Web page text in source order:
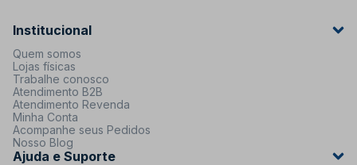
Institucional
Quem somos
Lojas físicas
Trabalhe conosco
Atendimento B2B
Atendimento Revenda
Minha Conta
Acompanhe seus Pedidos
Nosso Blog
Ajuda e Suporte